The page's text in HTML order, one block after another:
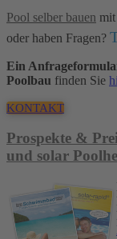
Pool selber bauen
oder haben Fragen?
Ein
Poolbau finden Sie
KONTAKT
Prospekte &
und solar